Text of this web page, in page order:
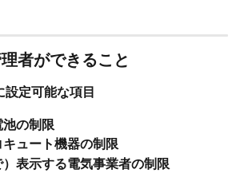
者ができること
設定可能な項目
の制限
ュート機器の制限
）表示する電気事業者の制限